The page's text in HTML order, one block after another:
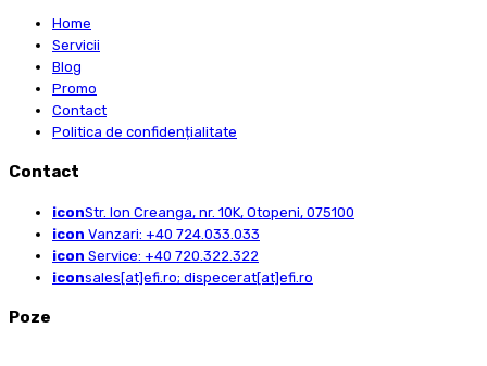
Home
Servicii
Blog
Promo
Contact
Politica de confidențialitate
Contact
iconStr. Ion Creanga, nr. 10K, Otopeni, 075100
icon Vanzari: +40 724.033.033
icon Service: +40 720.322.322
iconsales[at]efi.ro; dispecerat[at]efi.ro
Poze